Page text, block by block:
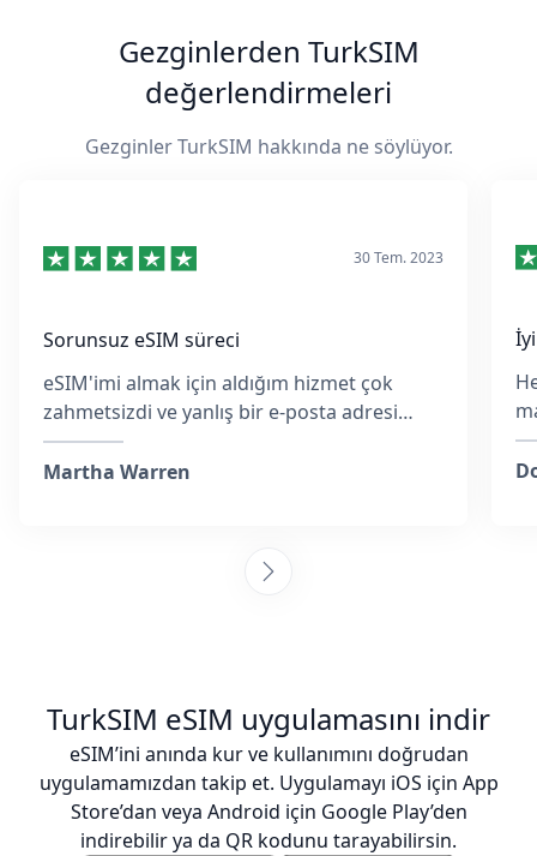
Gezginlerden TurkSIM
değerlendirmeleri
Gezginler TurkSIM hakkında ne söylüyor.
30 Tem. 2023
Sorunsuz eSIM süreci
eSIM'imi almak için aldığım hizmet çok
zahmetsizdi ve yanlış bir e-posta adresi
girmiş olsam da, ekip hızlıca yanıt verdi ve
her adımda yardımcı oldu.
Martha Warren
TurkSIM eSIM uygulamasını indir
eSIM’ini anında kur ve kullanımını doğrudan
uygulamamızdan takip et. Uygulamayı iOS için App
Store’dan veya Android için Google Play’den
indirebilir ya da QR kodunu tarayabilirsin.